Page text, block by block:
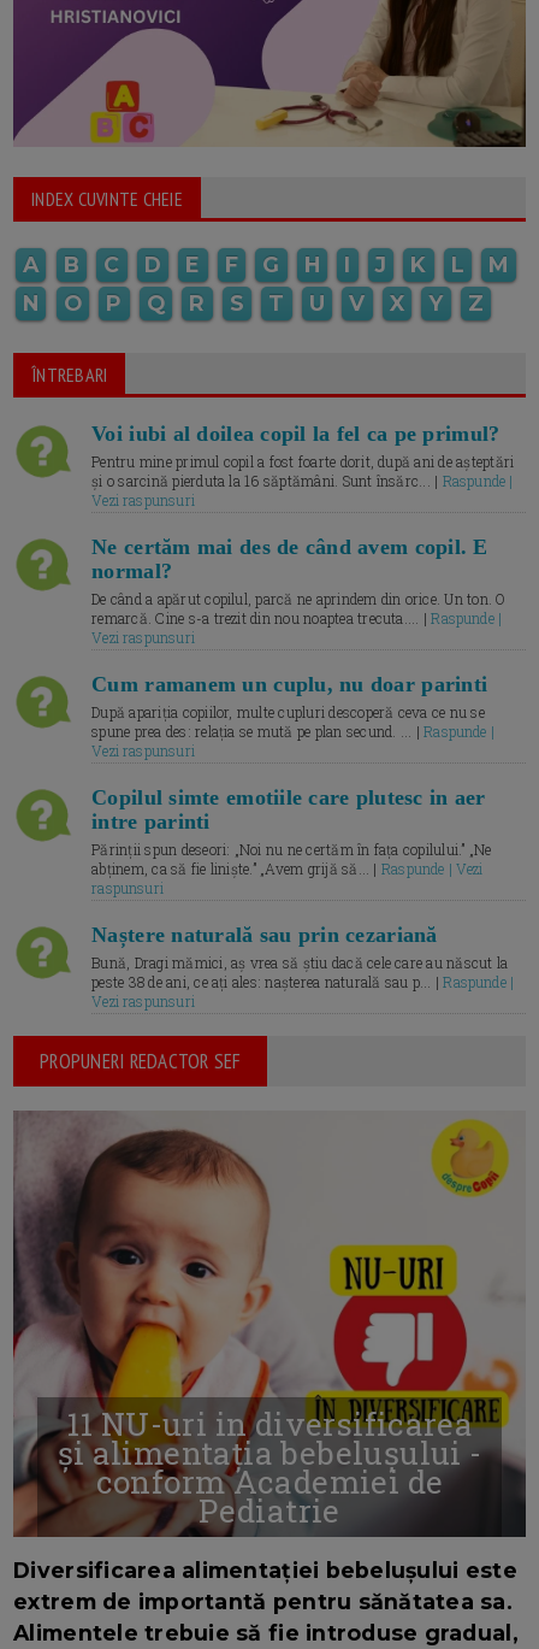
INDEX CUVINTE CHEIE
A B C D E F G H I J K L
M
N
O P Q R S T U V X Y Z
ÎNTREBARI
Voi iubi al doilea copil la fel ca pe primul?
Pentru mine primul copil a fost foarte dorit, după ani de așteptări
și o sarcină pierduta la 16 săptămâni. Sunt însărc... | Raspunde |
Vezi raspunsuri
Ne certăm mai des de când avem copil. E
normal?
De când a apărut copilul, parcă ne aprindem din orice. Un ton. O
remarcă. Cine s-a trezit din nou noaptea trecuta.... |Raspunde |
Vezi raspunsuri
Cum ramanem un cuplu, nu doar parinti
După apariția copiilor, multe cupluri descoperă ceva ce nu se
spune prea des: relația se mută pe plan secund. ... |Raspunde |
Vezi raspunsuri
Copilul simte emotiile care plutesc in aer
intre parinti
Părinții spun deseori: „Noi nu ne certăm în fața copilului.” „Ne
abținem, ca să fie liniște.” „Avem grijă să... | Raspunde | Vezi
raspunsuri
Naștere naturală sau prin cezariană
Bună, Dragi mămici, aș vrea să știu dacă cele care au născut la
peste 38 de ani, ce ați ales: nașterea naturală sau p... |Raspunde |
Vezi raspunsuri
PROPUNERI REDACTOR SEF
11 NU-uri in diversificarea
și alimentația bebelușului -
conform Academiei de
Pediatrie
Diversificarea alimentației bebelușului este
extrem de importantă pentru sănătatea sa.
Alimentele trebuie să fie introduse gradual,